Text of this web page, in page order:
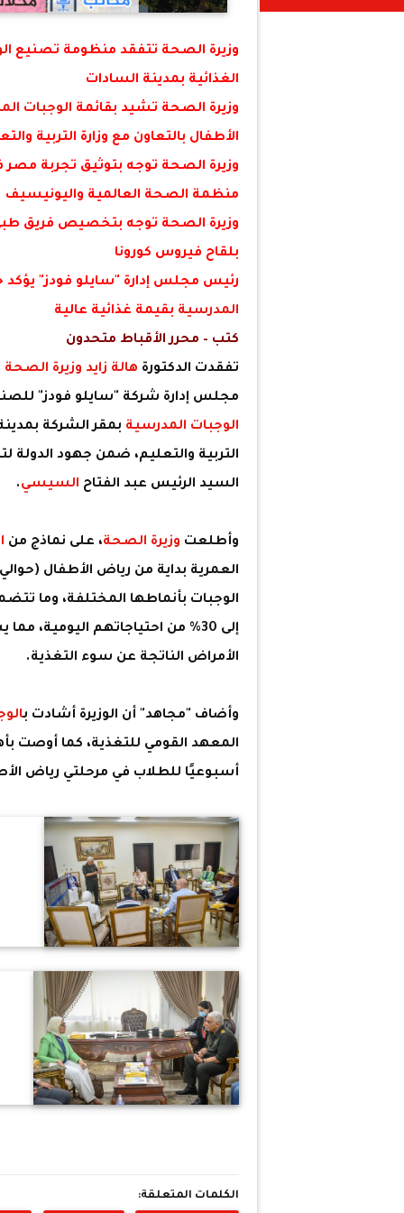
وزيرة الصحة تتفقد منظومة تصنيع
الغذائية بمدينة السادات
وزيرة الصحة تشيد بقائمة الوجبات
الأطفال بالتعاون مع وزارة التربية
وزيرة الصحة توجه بتوثيق تجربة
منظمة الصحة العالمية واليونيسيف
وزيرة الصحة توجه بتخصيص فريق
بلقاح فيروس كورونا
رئيس مجلس إدارة "سايلو فودز" يؤكد
المدرسية بقيمة غذائية عالية
كتب – محرر الأقباط متحدون
تفقدت الدكتورة هالة زايد وزيرة الصحة
مجلس إدارة شركة "سايلو فودز"
الوجبات المدرسية بمقر الشركة
التربية والتعليم، ضمن جهود الدولة
السيد الرئيس عبد الفتاح السيسي.
وأطلعت وزيرة الصحة، على نماذج من
إلى 30% من احتياجاتهم
الأمراض الناتجة عن سوء التغذية.
وأضاف "مجاهد" أن الوزيرة أشادت ب
المعهد القومي للتغذية، كما أوصت
أسبوعيًا للطلاب في مرحلتي رياض
الكلمات المتعلقة: